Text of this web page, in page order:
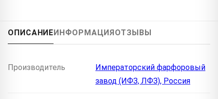
ОПИСАНИЕИНФОРМАЦИЯОТЗЫВЫ
Производитель
Императорский фарфоровый
завод (ИФЗ, ЛФЗ), Россия